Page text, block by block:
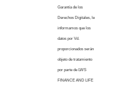
Garantía de los
Derechos Digitales, le
informamos que los
datos por Vd.
proporcionados serán
objeto de tratamiento
por parte de LWS
FINANCE AND LIFE